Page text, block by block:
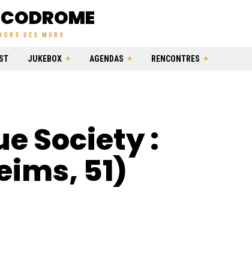
DES MURS
JUKEBOX AGENDAS RENCONTRES
Society :
51)